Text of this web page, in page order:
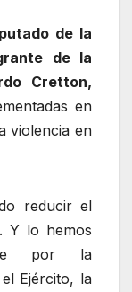
de la
de la
Cretton,
en
violencia en
reducir el
Y lo hemos
por la
Ejército, la